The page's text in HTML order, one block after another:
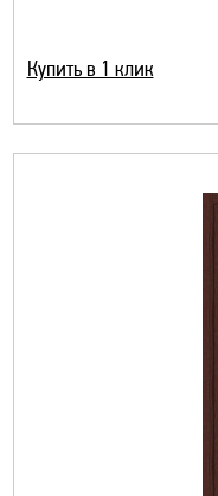
Купить в 1 клик